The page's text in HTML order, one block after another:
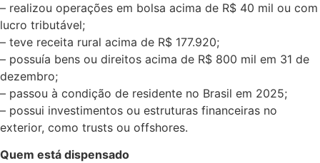
– realizou operações em bolsa acima de R$ 40 mil ou com
lucro tributável;
– teve receita rural acima de R$ 177.920;
– possuía bens ou direitos acima de R$ 800 mil em 31 de
dezembro;
– passou à condição de residente no Brasil em 2025;
– possui investimentos ou estruturas financeiras no
exterior, como trusts ou offshores.
Quem está dispensado